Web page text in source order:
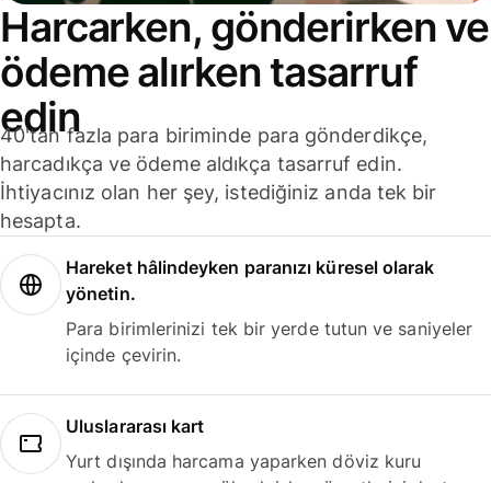
Harcarken, gönderirken ve
ödeme alırken tasarruf
edin
40'tan fazla para biriminde para gönderdikçe,
harcadıkça ve ödeme aldıkça tasarruf edin.
İhtiyacınız olan her şey, istediğiniz anda tek bir
hesapta.
Hareket hâlindeyken paranızı küresel olarak
yönetin.
Para birimlerinizi tek bir yerde tutun ve saniyeler
içinde çevirin.
Uluslararası kart
Yurt dışında harcama yaparken döviz kuru